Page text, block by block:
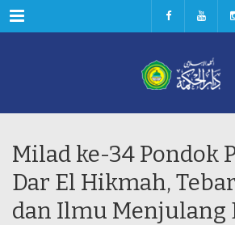
Menu
Milad ke-34 Pondok
Dar El Hikmah,
dan Ilmu Menjulang